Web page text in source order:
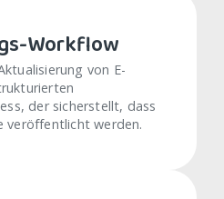
Workflow
von E-
der sicherstellt, dass
veröffentlicht werden.